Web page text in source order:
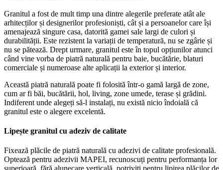
Granitul a fost de mult timp una dintre alegerile preferate atât ale
arhitecților și designerilor profesioniști, cât și a persoanelor care își
amenajează singure casa, datorită gamei sale largi de culori și
durabilității. Este rezistent la variații de temperatură, nu se zgârie și
nu se pătează. Drept urmare, granitul este în topul opțiunilor atunci
când vine vorba de piatră naturală pentru baie, bucătărie, blaturi
comerciale și numeroase alte aplicații la exterior și interior.
Această piatră naturală poate fi folosită într-o gamă largă de zone,
cum ar fi băi, bucătării, hol, living, zone umede, terase și grădini.
Indiferent unde alegeți să-l instalați, nu există nicio îndoială că
granitul este o alegere excelentă.
Lipește granitul cu adeziv de calitate
Fixează plăcile de piatră naturală cu adezivi de calitate profesională.
Optează pentru adezivii MAPEI, recunoscuți pentru performanța lor
superioară, fără alunecare verticală, potriviți pentru lipirea plăcilor de